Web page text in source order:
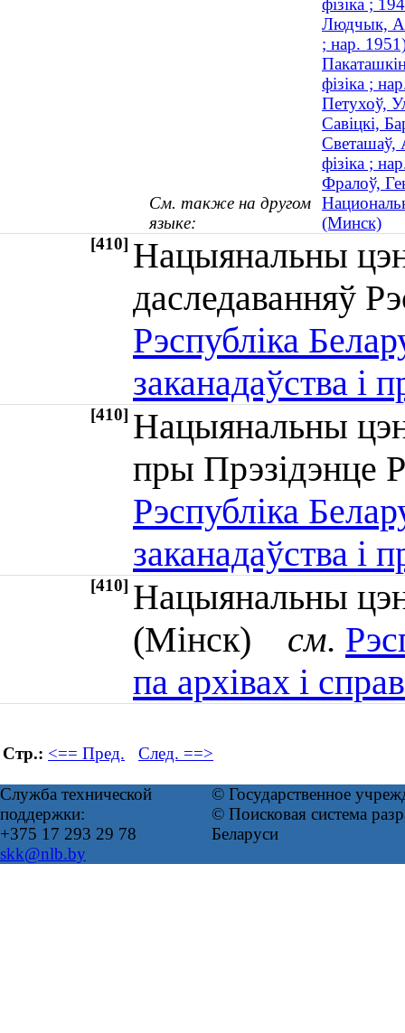
фізіка ;
Людчык,
; нар.
фізіка ;
Петухоў,
Савіцкі,
Светашаў,
фізіка ;
Фралоў,
См. также на другом
языке:
(Минск)
[410] Нацыянальны
даследаванняў
Рэспубліка
заканадаўства і
[410] Нацыянальны
пры Прэзідэнце
Рэспубліка
заканадаўства і
[410] Нацыянальны
(Мінск) см.
па архівах і
Стр.: <== Пред. След. ==>
Служба технической
поддержки:
+375 17 293 29 78
skk@nlb.by
© Государственное
© Поисковая система
Беларуси